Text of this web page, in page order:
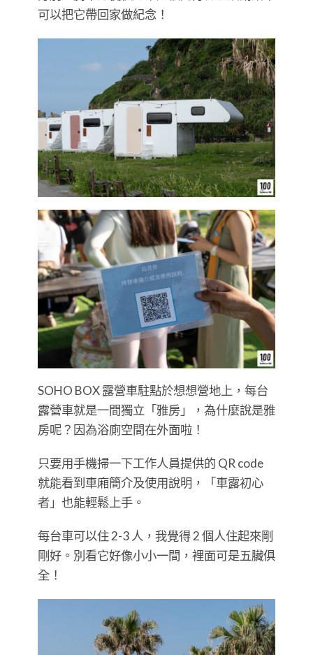
可以把它帶回家做紀念！
SOHO BOX 露營車駐點於想想營地上，每台
露營車就是一間獨立「雅房」，為什麼說是雅
房呢？因為浴廁空間在外面啦！
只要用手機掃一下工作人員提供的 QR code
就能看到車廂簡介及使用說明，「車露初心
者」也能輕鬆上手。
每台車可以住 2-3 人，我覺得 2 個人住起來剛
剛好。別看它好像小小一間，裡面可是五臟俱
全！